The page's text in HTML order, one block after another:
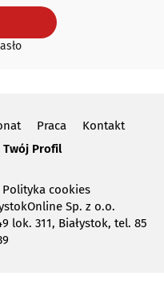
Praca
Kontakt
Twój Profil
Polityka cookies
Sp. z o.o.
lok. 311, Białystok, tel. 85